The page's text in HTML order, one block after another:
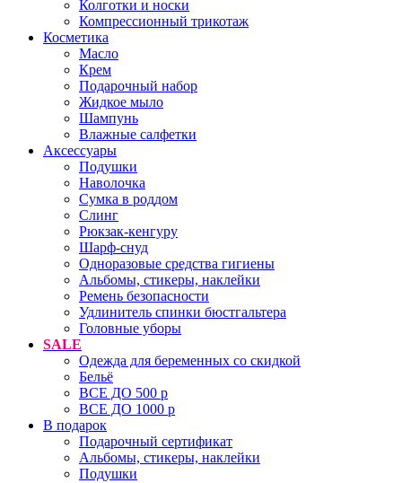
Колготки и носки
Компрессионный трикотаж
Косметика
Масло
Крем
Подарочный набор
Жидкое мыло
Шампунь
Влажные салфетки
Аксессуары
Подушки
Наволочка
Сумка в роддом
Cлинг
Рюкзак-кенгуру
Шарф-снуд
Одноразовые средства гигиены
Альбомы, стикеры, наклейки
Ремень безопасности
Удлинитель спинки бюстгальтера
Головные уборы
SALE
Одежда для беременных со скидкой
Бельё
ВСЕ ДО 500 р
ВСЕ ДО 1000 р
В подарок
Подарочный сертификат
Альбомы, стикеры, наклейки
Подушки